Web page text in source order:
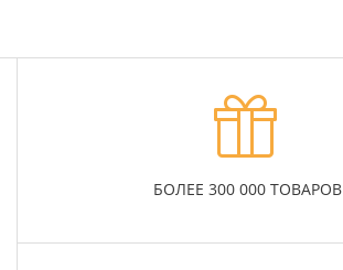
БОЛЕЕ 300 000 ТОВАРОВ